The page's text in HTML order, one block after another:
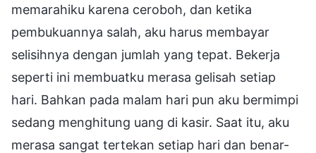
memarahiku karena ceroboh, dan ketika
pembukuannya salah, aku harus membayar
selisihnya dengan jumlah yang tepat. Bekerja
seperti ini membuatku merasa gelisah setiap
hari. Bahkan pada malam hari pun aku bermimpi
sedang menghitung uang di kasir. Saat itu, aku
merasa sangat tertekan setiap hari dan benar-